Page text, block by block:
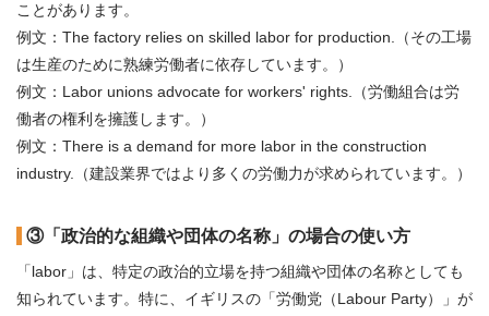
ことがあります。
例文：The factory relies on skilled labor for production.（その工場
は生産のために熟練労働者に依存しています。）
例文：Labor unions advocate for workers' rights.（労働組合は労
働者の権利を擁護します。）
例文：There is a demand for more labor in the construction
industry.（建設業界ではより多くの労働力が求められています。）
③「政治的な組織や団体の名称」の場合の使い方
「labor」は、特定の政治的立場を持つ組織や団体の名称としても
知られています。特に、イギリスの「労働党（Labour Party）」が